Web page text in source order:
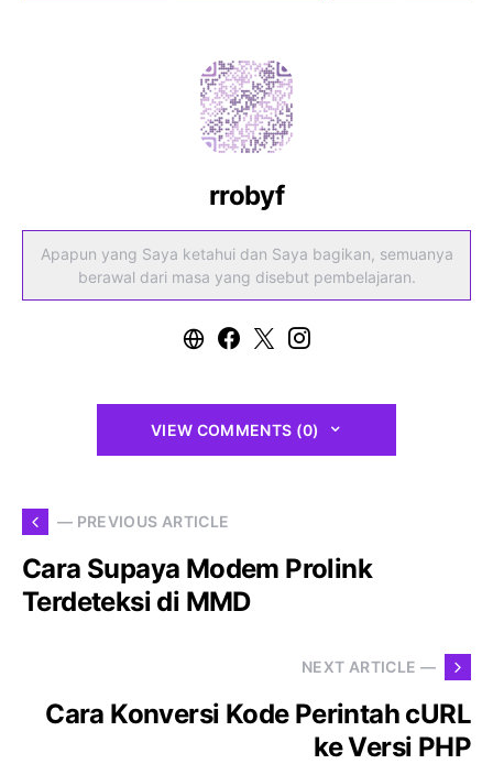
rrobyf
Apapun yang Saya ketahui dan Saya bagikan, semuanya
berawal dari masa yang disebut pembelajaran.
VIEW COMMENTS (0)
— PREVIOUS ARTICLE
Cara Supaya Modem Prolink
Terdeteksi di MMD
NEXT ARTICLE —
Cara Konversi Kode Perintah cURL
ke Versi PHP